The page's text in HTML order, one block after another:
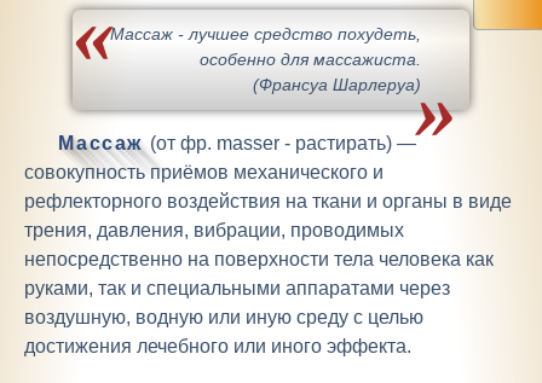
Массаж - лучшее средство похудеть,
особенно для массажиста.
(Франсуа Шарлеруа)
Массаж (от фр. masser - растирать) —
совокупность приёмов механического и
рефлекторного воздействия на ткани и органы в виде
трения, давления, вибрации, проводимых
непосредственно на поверхности тела человека как
руками, так и специальными аппаратами через
воздушную, водную или иную среду с целью
достижения лечебного или иного эффекта.